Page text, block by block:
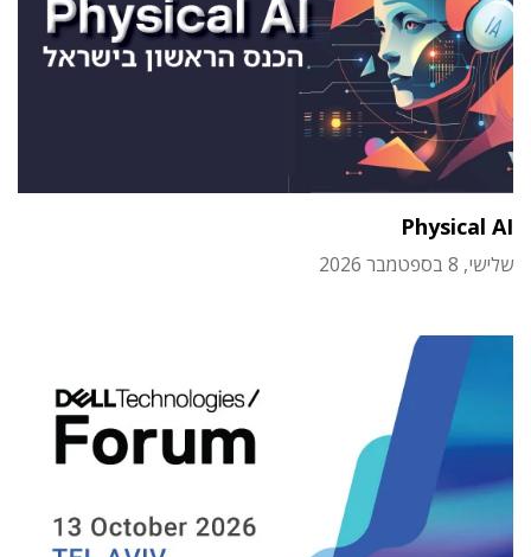
Physical AI
שלישי, 8 בספטמבר 2026